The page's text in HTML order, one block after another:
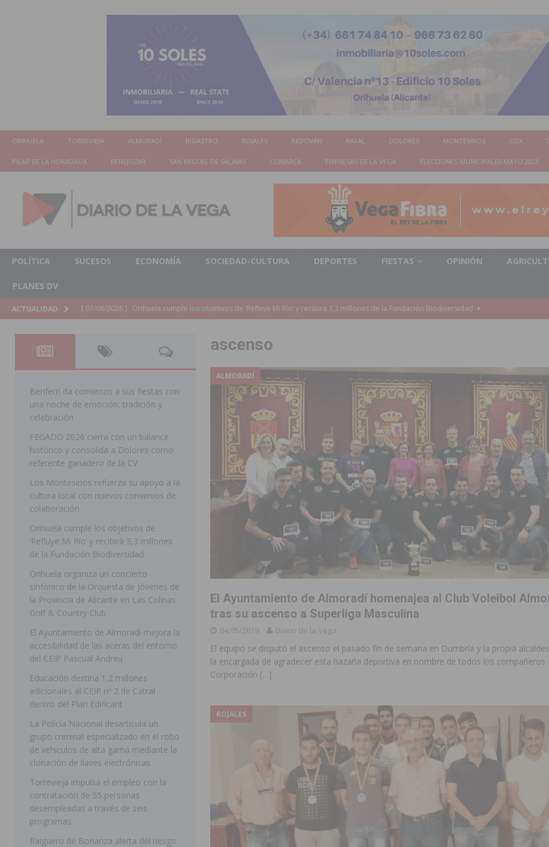
ORIHUELA TORREVIEJA ALMORADÍ BIGASTRO ROJALES REDOVÁN RAFAL DOLORES MONTESINOS COX
PILAR DE LA HORADADA BENEJUZAR SAN MIGUEL DE SALINAS COMARCA EMPRESAS DE LA VEGA ELECCIONES MUNICIPALES MAYO 2023
POLÍTICA SUCESOS ECONOMÍA SOCIEDAD-CULTURA DEPORTES FIESTAS OPINIÓN
PLANES DV
ACTUALIDAD [ 07/08/2026 ] Orihuela organiza un concierto sinfónico de la Orquesta de Jóvenes de la Provincia de Alicante en Las Colinas
[ 07/08/2026 ]
El Ayuntamiento de Almoradí mejora la accesibilidad de las aceras del entorno del CEIP Pascual Andreu
ALMORADÍ
[ 07/08/2026 ] Educación destina 1,2 millones adicionales al CEIP nº 2 de Catral dentro del Plan Edificant
[ 07/08/2026 ] La Policía Nacional desarticula un grupo criminal especializado en el robo de vehículos de alta gama mediante la
ORIHUELA
[ 07/08/2026 ] Torrevieja impulsa el empleo con la contratación de 55 personas desempleadas a través de seis programas
TORREVIEJA
Raiguero de Bonanza alerta del riesgo de incendios e inundaciones por el estado de sus barrancos
[ 07/08/2026 ] La Generalitat impulsa el desdoblamiento de la CV-95, clave para Torrevieja
TORREVIEJA
[ 07/08/2026 ] Benferri ya se prepara para dar comienzo a sus Fiestas 2026
COMARCA
[ 07/08/2026 ] Bigastro se viste de gala para la coronación de la Corte 2026
BIGASTRO
[ 07/08/2026 ] Rojales clausura con éxito las Fiestas de las Urbanizaciones de Ciudad Quesada 2026
[ 06/08/2026 ]
Redován presenta la programación de sus Fiestas Patronales en honor a la Virgen de la Salud y San Miguel
Arcángel
REDOVÁN
[ 08/08/2026 ] Benferri da comienzo a sus fiestas con una noche de emoción, tradición y celebración
COMARCA
FEGADO 2026 cierra con un balance histórico y consolida a Dolores como referente ganadero de la CV
DOLORES
Los Montesinos refuerza su apoyo a la cultura local con nuevos convenios de colaboración
MONTESINOS
[ 07/08/2026 ]
Orihuela cumple los objetivos de ‘Refluye Mi Río’ y recibirá 3,3 millones de la Fundación Biodiversidad
ORIHUELA
ascenso
ALMORADÍ
El Ayuntamiento de Almoradí homenajea al Club Voleibol
tras su ascenso a Superliga Masculina
04/05/2019 Diario de la Vega
El equipo se disputó el ascenso el pasado fin de semana en Dumbría y la propia
la encargada de agradecer esta hazaña deportiva en nombre de todos los compañeros
Corporación […]
ROJALES
Benferri da comienzo a sus fiestas con
una noche de emoción, tradición y
celebración
FEGADO 2026 cierra con un balance
histórico y consolida a Dolores como
referente ganadero de la CV
Los Montesinos refuerza su apoyo a la
cultura local con nuevos convenios de
colaboración
Orihuela cumple los objetivos de
‘Refluye Mi Río’ y recibirá 3,3 millones
de la Fundación Biodiversidad
Orihuela organiza un concierto
sinfónico de la Orquesta de Jóvenes de
la Provincia de Alicante en Las Colinas
Golf & Country Club
El Ayuntamiento de Almoradí mejora la
accesibilidad de las aceras del entorno
del CEIP Pascual Andreu
Educación destina 1,2 millones
adicionales al CEIP nº 2 de Catral
dentro del Plan Edificant
La Policía Nacional desarticula un
grupo criminal especializado en el robo
de vehículos de alta gama mediante la
clonación de llaves electrónicas
Torrevieja impulsa el empleo con la
contratación de 55 personas
desempleadas a través de seis
programas
Raiguero de Bonanza alerta del riesgo